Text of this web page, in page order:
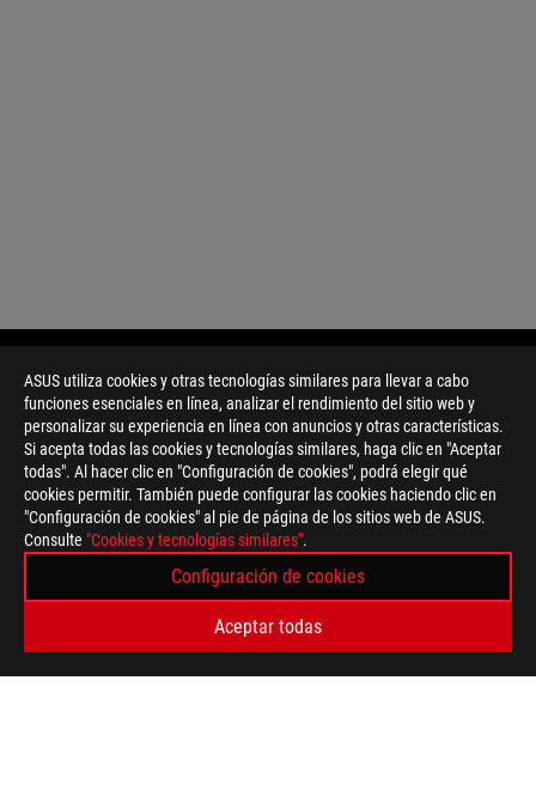
ASUS utiliza cookies y otras tecnologías similares para llevar a cabo
funciones esenciales en línea, analizar el rendimiento del sitio web y
personalizar su experiencia en línea con anuncios y otras características.
Si acepta todas las cookies y tecnologías similares, haga clic en "Aceptar
todas". Al hacer clic en "Configuración de cookies", podrá elegir qué
cookies permitir. También puede configurar las cookies haciendo clic en
"Configuración de cookies" al pie de página de los sitios web de ASUS.
Consulte "Cookies y tecnologías similares".
Configuración de cookies
Aceptar todas
Disclaimer
Todas las especificaciones están sujetas a cambios sin
Los productos pueden no estar disponibles en todos los
Color de la PCI y las versiones del software incluido están
Los nombres de las marcas y productos mencionados son
A menos que se indique lo contrario, todas las declaraciones
pueden variar en situaciones del mundo real.
La velocidad de transferencia real de USB 3.0, 3.1, 3.2 y / o
de procesamiento del dispositivo host, los atributos del
su entorno operativo.
For pricing information, ASUS is only entitled to set a
they wish.
Price may not include extra fee, including tax、shipping、